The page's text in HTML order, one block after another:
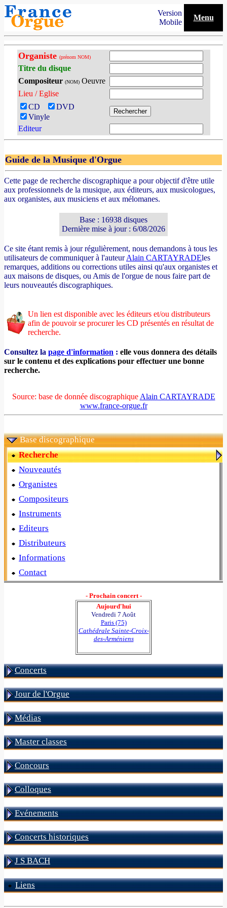
Version
Mobile
Menu
Organiste (prénom NOM)
Titre du disque
Compositeur (NOM)Oeuvre
Lieu / Eglise
CD
DVD
Vinyle
Editeur
Guide de la Musique d'Orgue
Cette page de recherche discographique a pour objectif d'être utile
aux professionnels de la musique, aux éditeurs, aux musicologues,
aux organistes, aux musiciens et aux mélomanes.
Base : 16938 disques
Dernière mise à jour : 6/08/2026
Ce site étant remis à jour régulièrement, nous demandons à tous les
utilisateurs de communiquer à l'auteurAlain CARTAYRADEles
remarques, additions ou corrections utiles ainsi qu'aux organistes et
aux maisons de disques, ou Amis de l'orgue de nous faire part de
leurs nouveautés discographiques.
Un lien est disponible avec les éditeurs et/ou distributeurs
afin de pouvoir se procurer les CD présentés en résultat de
recherche.
Consultez la page d'information : elle vous donnera des détails
sur le contenu et des explications pour effectuer une bonne
recherche.
Source: base de donnée discographique Alain CARTAYRADE
www.france-orgue.fr
Base discographique
Recherche
Nouveautés
Organistes
Compositeurs
Instruments
Editeurs
Distributeurs
Informations
Contact
- Prochain concert -
Aujourd'hui
Vendredi 7 Août
Paris (75)
Cathédrale Sainte-Croix-
des-Arméniens
Concerts
Jour de l'Orgue
Médias
Master classes
Concours
Colloques
Evénements
Concerts historiques
J S BACH
Liens